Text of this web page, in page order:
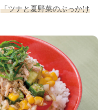
「ツナと夏野菜のぶっかけ